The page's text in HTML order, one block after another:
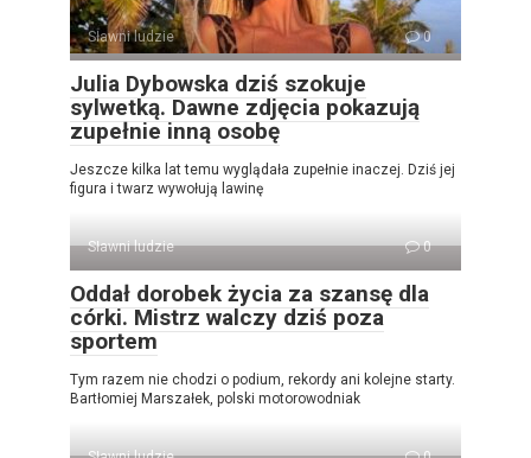
Sławni ludzie 0
Julia Dybowska dziś szokuje
sylwetką. Dawne zdjęcia pokazują
zupełnie inną osobę
Jeszcze kilka lat temu wyglądała zupełnie inaczej. Dziś jej
figura i twarz wywołują lawinę
Sławni ludzie 0
Oddał dorobek życia za szansę dla
córki. Mistrz walczy dziś poza
sportem
Tym razem nie chodzi o podium, rekordy ani kolejne starty.
Bartłomiej Marszałek, polski motorowodniak